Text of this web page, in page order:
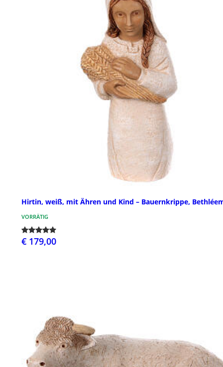
Hirtin, weiß, mit Ähren und Kind – Bauernkrippe,
VORRÄTIG
€ 179,00